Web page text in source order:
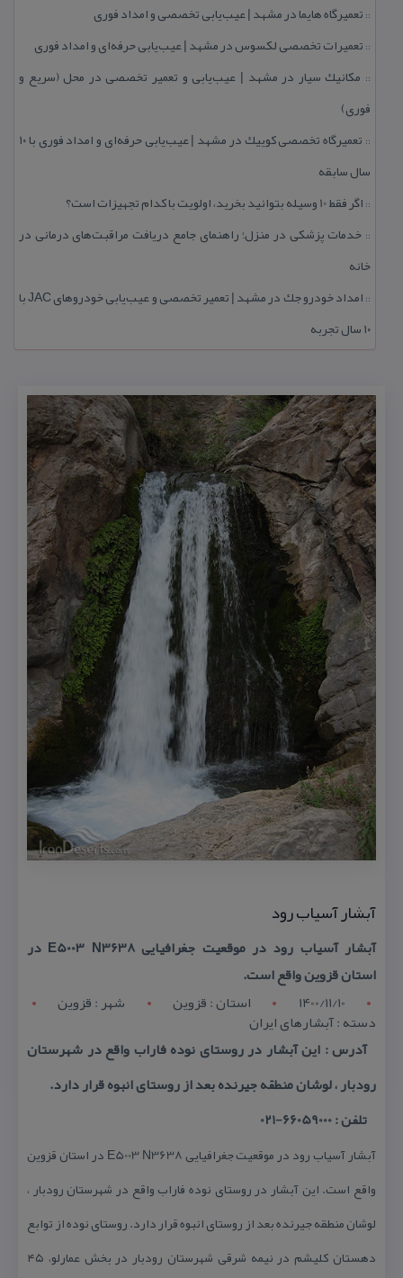
:: تعمیرگاه هایما در مشهد | عیب‌یابی تخصصی و امداد فوری
:: تعمیرات تخصصی لكسوس در مشهد | عیب‌یابی حرفه‌ای و امداد فوری
:: مكانیك سیار در مشهد | عیب‌یابی و تعمیر تخصصی در محل (سریع و
فوری)
::
تعمیرگاه تخصصی كوییك در مشهد | عیب‌یابی حرفه‌ای و امداد فوری با ۱۰
سال سابقه
:: اگر فقط 10 وسیله بتوانید بخرید، اولویت با كدام تجهیزات است؟
:: خدمات پزشكی در منزل؛ راهنمای جامع دریافت مراقبت‌های درمانی در
خانه
::
امداد خودرو جك در مشهد | تعمیر تخصصی و عیب‌یابی خودروهای JAC با
۱۰ سال تجربه
آبشار آسیاب رود
آبشار آسیاب رود در موقعیت جغرافیایی E5003 N3638 در
استان قزوین واقع است.
1400/11/10
استان : قزوين شهر : قزوين
دسته : آبشارهای ایران
آدرس : این آبشار در روستای نوده فاراب واقع در شهرستان
رودبار ، لوشان منطقه جیرنده بعد از روستای انبوه قرار دارد.
تلفن : 66059000-021
آبشار آسیاب رود در موقعیت جغرافیایی E5003 N3638 در استان قزوین
واقع است. این آبشار در روستای نوده فاراب واقع در شهرستان رودبار ،
لوشان منطقه جیرنده بعد از روستای انبوه قرار دارد. روستای نوده از توابع
دهستان كلیشم در نیمه شرقی شهرستان رودبار در بخش عمارلو، ۴۵